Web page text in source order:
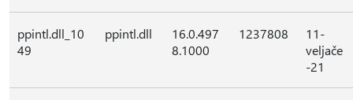
ppintl.dll_10
49
ppintl.dll
16.0.497
8.1000
1237808
11-
veljače
-21